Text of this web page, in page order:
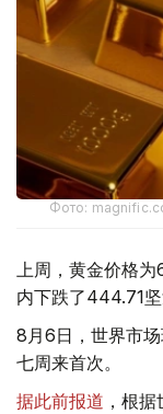
Фото:
上周，黄金价格
内下跌了444.71坚
8月6日，世界市
七周来首次。
据此前报道 ，根